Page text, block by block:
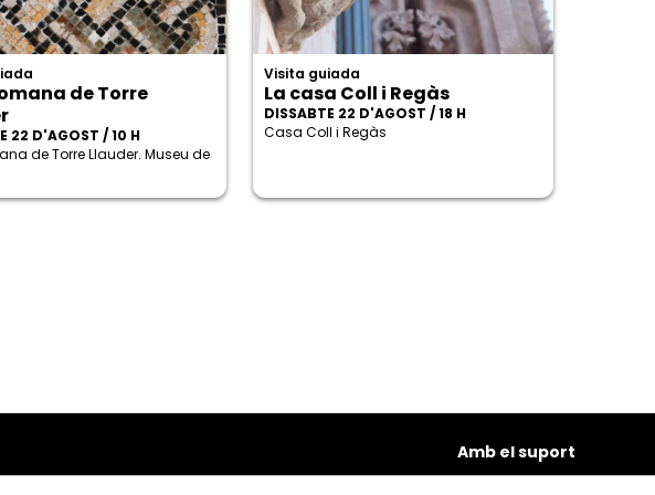
de Torre
22 D'AGOST / 10 H
de Torre Llauder. Museu de
Visita guiada
La casa Coll i Regàs
DISSABTE 22 D'AGOST / 18 H
Casa Coll i Regàs
Amb el suport